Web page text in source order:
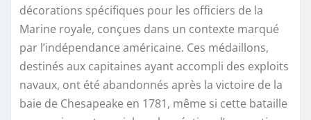
décorations spécifiques pour les officiers de la
Marine royale, conçues dans un contexte marqué
par l’indépendance américaine. Ces médaillons,
destinés aux capitaines ayant accompli des exploits
navaux, ont été abandonnés après la victoire de la
baie de Chesapeake en 1781, même si cette bataille